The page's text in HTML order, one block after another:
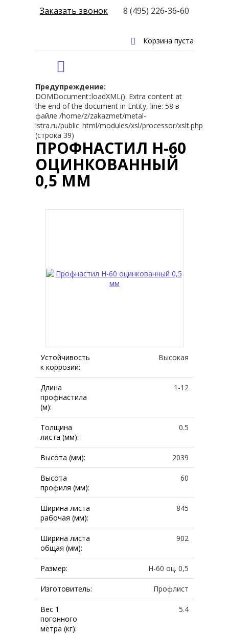
Предупреждение:
DOMDocument::loadXML(): Extra content at
the end of the document in Entity, line: 58 в
файле /home/z/zakazmet/metal-
istra.ru/public_html/modules/xsl/processor/xslt.php
(строка 39)
ПРОФНАСТИЛ Н-60
ОЦИНКОВАННЫЙ
0,5 ММ
Устойчивость
к коррозии:
Высокая
Длина
профнастила
(м):
1-12
Толщина
листа (мм):
0.5
Высота (мм): 2039
Высота
профиля (мм):
60
Ширина листа
рабочая (мм):
845
Ширина листа
общая (мм):
902
Размер: Н-60 оц. 0,5
Изготовитель: Профлист
Вес 1
погонного
метра (кг):
5.4
Заказать звонок 8 (495) 226-36-60
Корзина пуста